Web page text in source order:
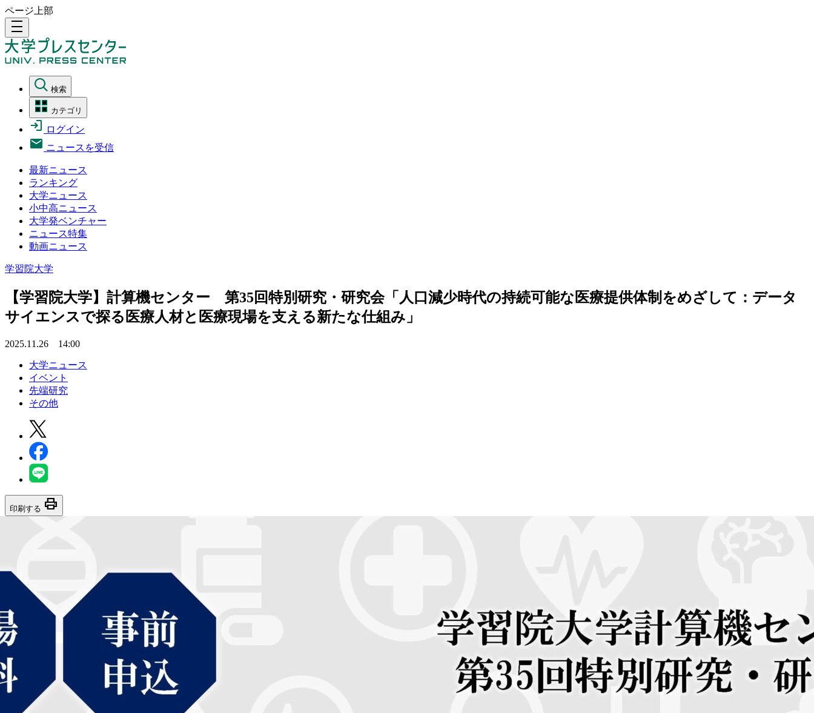
ページ上部
density_medium
検索
カテゴリ
ログイン
ニュースを受信
最新ニュース
ランキング
大学ニュース
小中高ニュース
大学発ベンチャー
ニュース特集
動画ニュース
学習院大学
【学習院大学】計算機センター 第35回特別研究・研究会「人口減少時代の持続可能な医療提供体制をめざして：データ
サイエンスで探る医療人材と医療現場を支える新たな仕組み」
2025.11.26 14:00
大学ニュース
イベント
先端研究
その他
印刷する print